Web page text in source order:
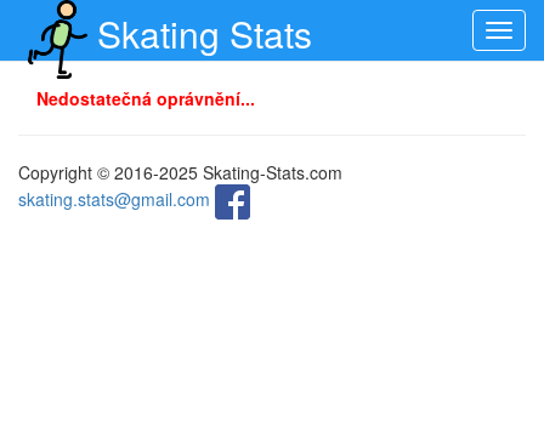
Skating Stats
Nedostatečná oprávnění...
Copyright © 2016-2025 Skating-Stats.com
skating.stats@gmail.com